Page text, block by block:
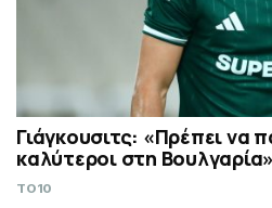
Γιάγκουσιτς: «Πρέπει να
καλύτεροι στη Βουλγαρία»
TO10